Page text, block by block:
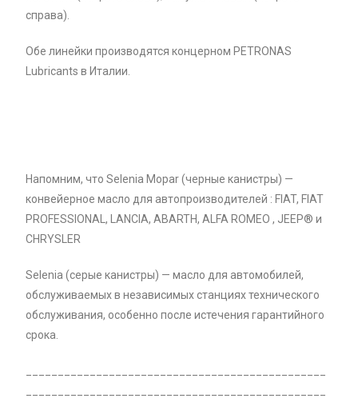
справа).
Обе линейки производятся концерном PETRONAS
Lubricants в Италии.
Напомним, что Selenia Mopar (черные канистры) —
конвейерное масло для автопроизводителей : FIAT, FIAT
PROFESSIONAL, LANCIA, ABARTH, ALFA ROMEO , JEEP® и
CHRYSLER
Selenia (серые канистры) — масло для автомобилей,
обслуживаемых в независимых станциях технического
обслуживания, особенно после истечения гарантийного
срока.